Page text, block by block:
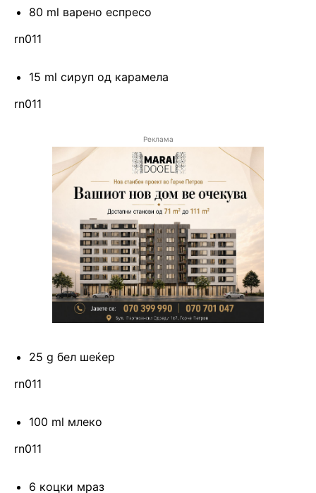
80 ml варено еспресо
rn011
15 ml сируп од карамела
rn011
Реклама
25 g бел шеќер
rn011
100 ml млеко
rn011
6 коцки мраз